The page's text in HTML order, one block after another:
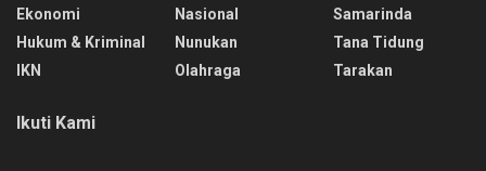
Ekonomi
Hukum & Kriminal
IKN
Nasional
Nunukan
Olahraga
Samarinda
Tana Tidung
Tarakan
Ikuti Kami